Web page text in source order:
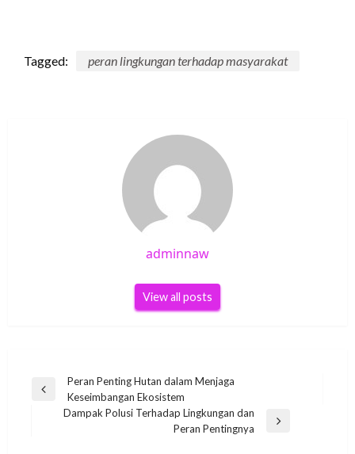
Tagged: peran lingkungan terhadap masyarakat
adminnaw
View all posts
Post
navigation
Previous
Peran Penting Hutan dalam Menjaga
Keseimbangan Ekosistem
Dampak Polusi Terhadap Lingkungan dan
Peran Pentingnya